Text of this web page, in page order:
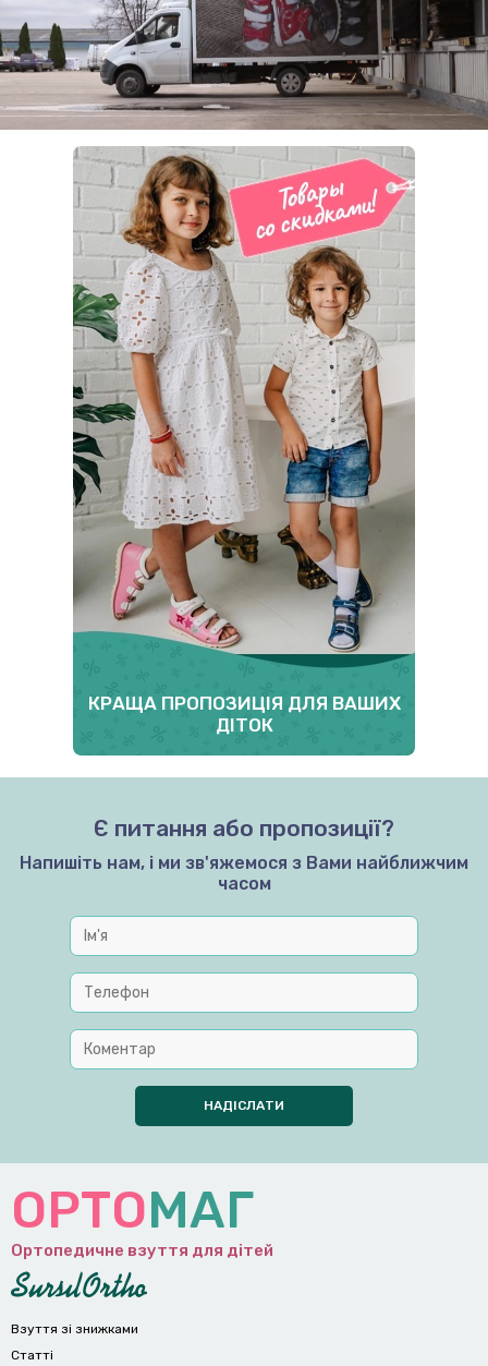
КРАЩА ПРОПОЗИЦІЯ ДЛЯ ВАШИХ
ДІТОК
Є питання або пропозиції?
Напишіть нам, і ми зв'яжемося з Вами найближчим
часом
ОРТОМАГ
Ортопедичне взуття для дітей
Взуття зі знижками
Статті